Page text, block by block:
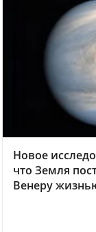
Новое
что Земля
Венеру